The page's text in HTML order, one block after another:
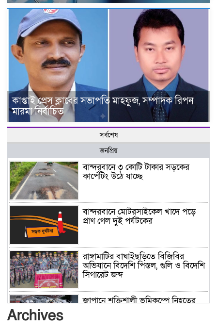
কাপ্তাই প্রেস ক্লাবের সভাপতি মাহফুজ, সম্পাদক রিপন
মারমা নির্বাচিত
সর্বশেষ
জনপ্রিয়
বান্দরবানে ৩ কোটি টাকার সড়কের
কার্পেটিং উঠে যাচ্ছে
বান্দরবানে মোটরসাইকেল খাদে পড়ে
প্রাণ গেল দুই পর্যটকের
রাঙ্গামাটির বাঘাইছড়িতে বিজিবির
অভিযানে বিদেশি পিস্তল, গুলি ও বিদেশি
সিগারেট জব্দ
জাপানে শক্তিশালী ভূমিকম্পে নিহতের
Archives